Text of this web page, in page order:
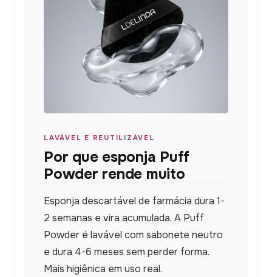
LAVÁVEL E REUTILIZÁVEL
Por que esponja Puff
Powder rende muito
Esponja descartável de farmácia dura 1-
2 semanas e vira acumulada. A Puff
Powder é lavável com sabonete neutro
e dura 4-6 meses sem perder forma.
Mais higiênica em uso real.